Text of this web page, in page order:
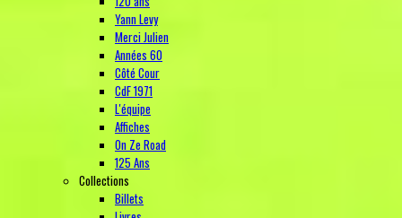
Yann Levy
Merci Julien
Années 60
Côté Cour
CdF 1971
L'équipe
Affiches
On Ze Road
125 Ans
Collections
Billets